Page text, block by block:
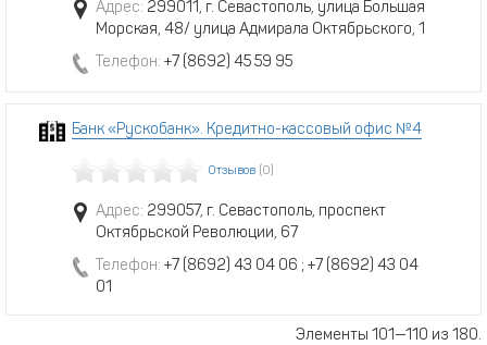
Адрес: 299011, г. Севастополь, улица Большая
Морская, 48/ улица Адмирала Октябрьского, 1
Телефон: +7 (8692) 45 59 95
Банк «Рускобанк». Кредитно-кассовый офис №4
Отзывов (0)
Адрес: 299057, г. Севастополь, проспект
Октябрьской Революции, 67
Телефон: +7 (8692) 43 04 06 ; +7 (8692) 43 04
01
Элементы 101—110 из 180.